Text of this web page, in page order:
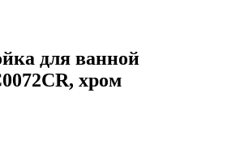
для ванной
хром